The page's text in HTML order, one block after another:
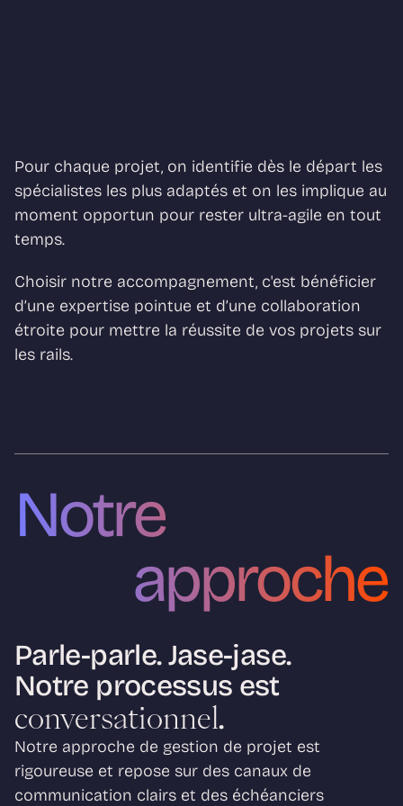
Pour chaque projet, on identifie dès le départ les
spécialistes les plus adaptés et on les implique au
moment opportun pour rester ultra-agile en tout
temps.
Choisir notre accompagnement, c'est bénéficier
d’une expertise pointue et d’une collaboration
étroite pour mettre la réussite de vos projets sur
les rails.
Notre
Parle-parle. Jase-jase.
Notre processus est
conversationnel.
Notre approche de gestion de projet est
rigoureuse et repose sur des canaux de
communication clairs et des échéanciers
approche